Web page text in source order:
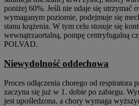
poniżej 60%. Jeśli nie udaje się utrzymać
wymaganym poziomie, podejmuje się
stanu krążenia. W tym celu stosuje się
wewnątrzaortalną, pompę centryfugalną
POLVAD.
Niewydolność oddechowa
Proces odłączenia chorego od respiratora
zaczyna się już w 1. dobie po zabiegu.
jest upośledzona, a chory wymaga